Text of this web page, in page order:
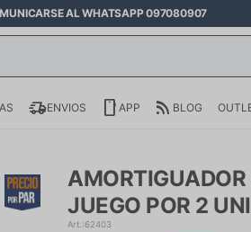
AL WHATSAPP 097080907
ENVIOS APP BLOG
JUEGO POR 2
62403